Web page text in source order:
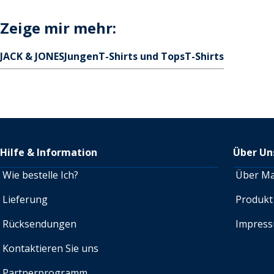
Zeige mir mehr:
JACK & JONESJungenT-Shirts und TopsT-Shirts
Hilfe & Information
Wie bestelle Ich?
Lieferung
Rücksendungen
Kontaktieren Sie uns
Über
Über
Produkt